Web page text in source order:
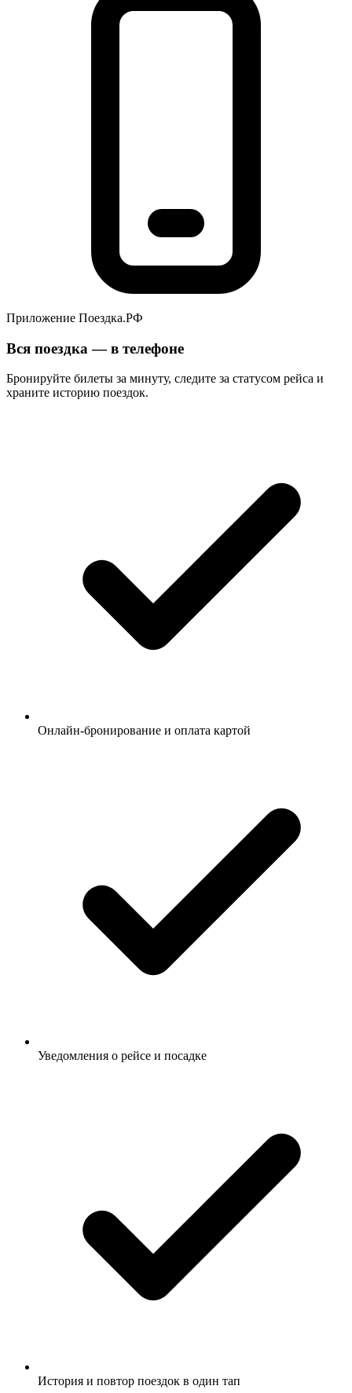
Приложение Поездка.РФ
Вся поездка — в телефоне
Бронируйте билеты за минуту, следите за статусом рейса и
храните историю поездок.
Онлайн-бронирование и оплата картой
Уведомления о рейсе и посадке
История и повтор поездок в один тап